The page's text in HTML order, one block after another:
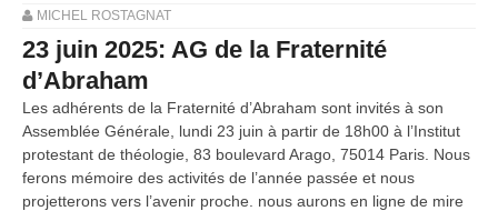
MICHEL ROSTAGNAT
23 juin 2025: AG de la Fraternité
d’Abraham
Les adhérents de la Fraternité d’Abraham sont invités à son
Assemblée Générale, lundi 23 juin à partir de 18h00 à l’Institut
protestant de théologie, 83 boulevard Arago, 75014 Paris. Nous
ferons mémoire des activités de l’année passée et nous
projetterons vers l’avenir proche. nous aurons en ligne de mire